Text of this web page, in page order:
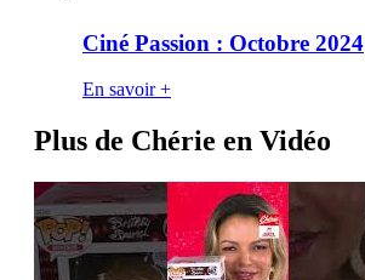
Ciné Passion : Octobre 2024
En savoir +
Plus de Chérie en Vidéo